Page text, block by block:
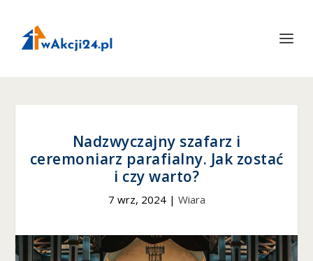
Nadzwyczajny szafarz i
ceremoniarz parafialny. Jak zostać
i czy warto?
7 wrz, 2024| Wiara